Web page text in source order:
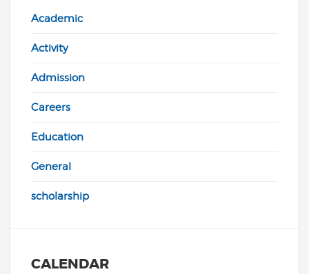
Academic
Activity
Admission
Careers
Education
General
scholarship
CALENDAR